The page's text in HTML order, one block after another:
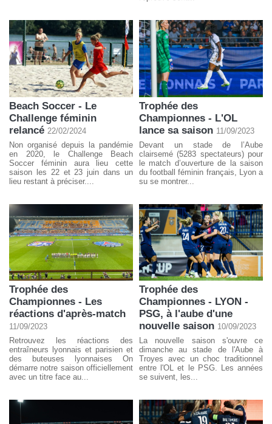
Beach Soccer - Le
Challenge féminin
relancé 22/02/2024
Non organisé depuis la pandémie
en 2020, le Challenge Beach
Soccer féminin aura lieu cette
saison les 22 et 23 juin dans un
lieu restant à préciser....
Trophée des
Championnes - L'OL
lance sa saison 11/09/2023
Devant un stade de l’Aube
clairsemé (5283 spectateurs) pour
le match d’ouverture de la saison
du football féminin français, Lyon a
su se montrer...
Trophée des
Championnes - Les
réactions d'après-match
11/09/2023
Retrouvez les réactions des
entraîneurs lyonnais et parisien et
des buteuses lyonnaises On
démarre notre saison officiellement
avec un titre face au...
Trophée des
Championnes - LYON -
PSG, à l'aube d'une
nouvelle saison 10/09/2023
La nouvelle saison s'ouvre ce
dimanche au stade de l'Aube à
Troyes avec un choc traditionnel
entre l'OL et le PSG. Les années
se suivent, les...